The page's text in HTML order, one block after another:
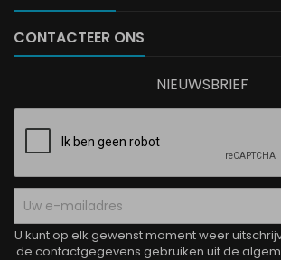
CONTACTEER ONS
NIEUWSBRIEF
U kunt op elk gewenst moment weer
de contactgegevens gebruiken uit de